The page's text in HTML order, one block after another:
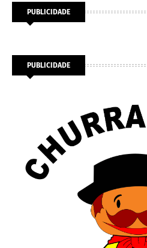
PUBLICIDADE
PUBLICIDADE